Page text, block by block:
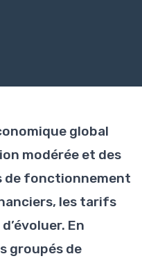
global
modérée et des
de fonctionnement
les tarifs
En
groupés de